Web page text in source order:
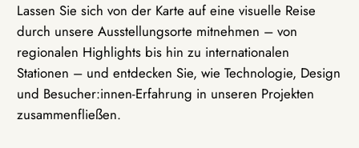
Lassen Sie sich von der Karte auf eine visuelle Reise
durch unsere Ausstellungsorte mitnehmen – von
regionalen Highlights bis hin zu internationalen
Stationen – und entdecken Sie, wie Technologie, Design
und Besucher:innen-Erfahrung in unseren Projekten
zusammenfließen.